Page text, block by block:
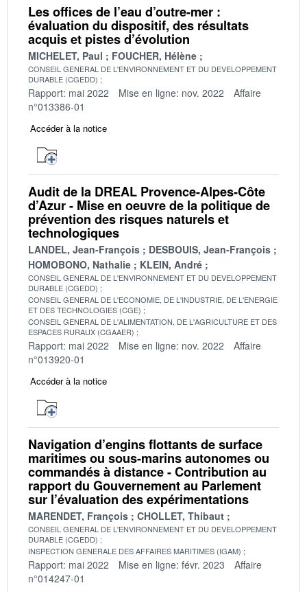
Les offices de l’eau d’outre-mer :
évaluation du dispositif, des résultats
acquis et pistes d’évolution
MICHELET, Paul FOUCHER, Hélène
CONSEIL GENERAL DE L'ENVIRONNEMENT ET DU DEVELOPPEMENT
DURABLE (CGEDD)
Rapport: mai 2022 Mise en ligne: nov. 2022
Affaire
n°013386-01
Accéder à la notice
Audit de la DREAL Provence-Alpes-Côte
d’Azur - Mise en oeuvre de la politique de
prévention des risques naturels et
technologiques
LANDEL, Jean-François
DESBOUIS, Jean-François
HOMOBONO, Nathalie
KLEIN, André
CONSEIL GENERAL DE L'ENVIRONNEMENT ET DU DEVELOPPEMENT
DURABLE (CGEDD)
CONSEIL GENERAL DE L'ECONOMIE, DE L'INDUSTRIE, DE L'ENERGIE
ET DES TECHNOLOGIES (CGE)
CONSEIL GENERAL DE L'ALIMENTATION, DE L'AGRICULTURE ET DES
ESPACES RURAUX (CGAAER)
Rapport: mai 2022 Mise en ligne: nov. 2022
Affaire
n°013920-01
Accéder à la notice
Navigation d’engins flottants de surface
maritimes ou sous-marins autonomes ou
commandés à distance - Contribution au
rapport du Gouvernement au Parlement
sur l’évaluation des expérimentations
MARENDET, François CHOLLET, Thibaut
CONSEIL GENERAL DE L'ENVIRONNEMENT ET DU DEVELOPPEMENT
DURABLE (CGEDD)
INSPECTION GENERALE DES AFFAIRES MARITIMES (IGAM)
Rapport: mai 2022 Mise en ligne: févr. 2023
Affaire
n°014247-01